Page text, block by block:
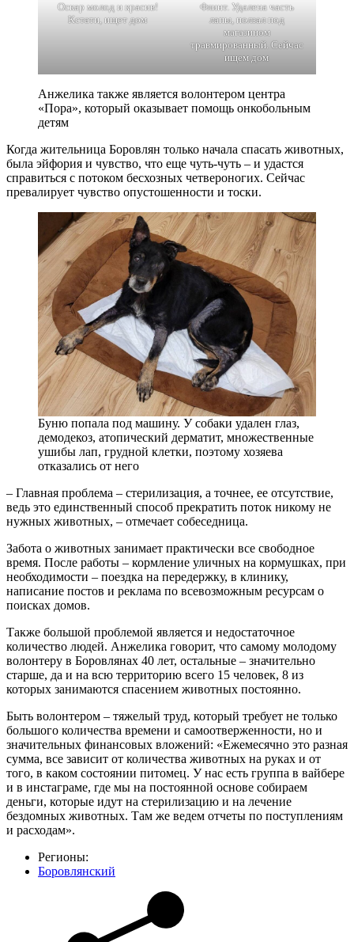
Оскар молод и красив!
Кстати, ищет дом
Флинт. Удалена часть
лапы, ползал под
магазином
травмированный. Сейчас
ищем дом
Анжелика также является волонтером центра
«Пора», который оказывает помощь онкобольным
детям
Когда жительница Боровлян только начала спасать животных,
была эйфория и чувство, что еще чуть-чуть – и удастся
справиться с потоком бесхозных четвероногих. Сейчас
превалирует чувство опустошенности и тоски.
Буню попала под машину. У собаки удален глаз,
демодекоз, атопический дерматит, множественные
ушибы лап, грудной клетки, поэтому хозяева
отказались от него
– Главная проблема – стерилизация, а точнее, ее отсутствие,
ведь это единственный способ прекратить поток никому не
нужных животных, – отмечает собеседница.
Забота о животных занимает практически все свободное
время. После работы – кормление уличных на кормушках, при
необходимости – поездка на передержку, в клинику,
написание постов и реклама по всевозможным ресурсам о
поисках домов.
Также большой проблемой является и недостаточное
количество людей. Анжелика говорит, что самому молодому
волонтеру в Боровлянах 40 лет, остальные – значительно
старше, да и на всю территорию всего 15 человек, 8 из
которых занимаются спасением животных постоянно.
Быть волонтером – тяжелый труд, который требует не только
большого количества времени и самоотверженности, но и
значительных финансовых вложений: «Ежемесячно это разная
сумма, все зависит от количества животных на руках и от
того, в каком состоянии питомец. У нас есть группа в вайбере
и в инстаграме, где мы на постоянной основе собираем
деньги, которые идут на стерилизацию и на лечение
бездомных животных. Там же ведем отчеты по поступлениям
и расходам».
Регионы:
Боровлянский